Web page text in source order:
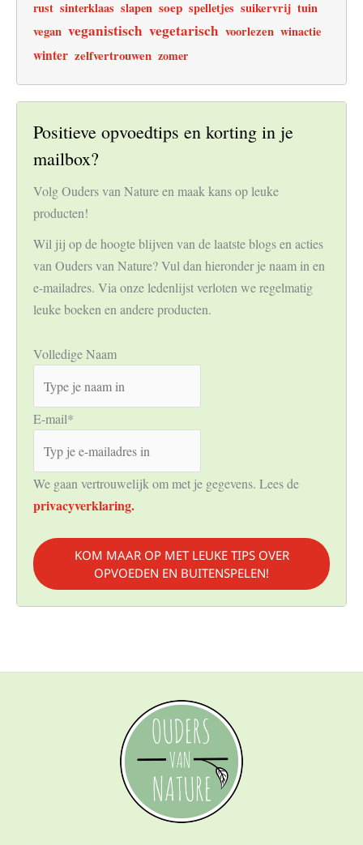
rust sinterklaas slapen soep spelletjes suikervrij tuin
vegan veganistisch vegetarisch voorlezen winactie
winter zelfvertrouwen zomer
Positieve opvoedtips en korting in je
mailbox?
Volg Ouders van Nature en maak kans op leuke
producten!
Wil jij op de hoogte blijven van de laatste blogs en acties
van Ouders van Nature? Vul dan hieronder je naam in en
e-mailadres. Via onze ledenlijst verloten we regelmatig
leuke boeken en andere producten.
Volledige Naam
E-mail*
We gaan vertrouwelijk om met je gegevens. Lees de
privacyverklaring.
KOM MAAR OP MET LEUKE TIPS OVER
OPVOEDEN EN BUITENSPELEN!